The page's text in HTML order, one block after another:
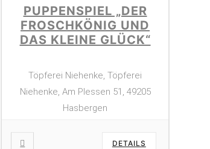
PUPPENSPIEL „DER
FROSCHKÖNIG UND
DAS KLEINE GLÜCK“
Töpferei Niehenke, Töpferei
Niehenke, Am Plessen 51, 49205
Hasbergen
DETAILS